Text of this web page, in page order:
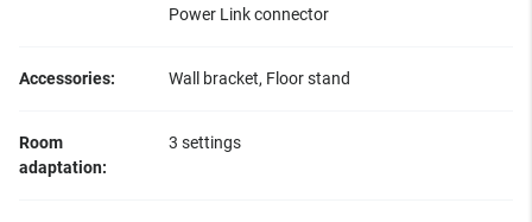
Power Link connector
Accessories: Wall bracket, Floor stand
Room
adaptation:
3 settings